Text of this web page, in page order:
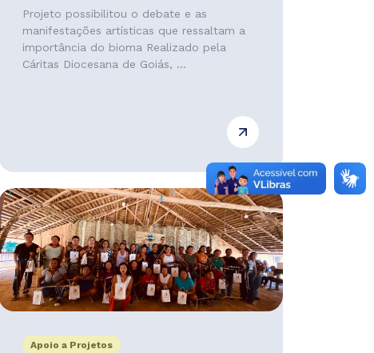
Projeto possibilitou o debate e as
manifestações artísticas que ressaltam a
importância do bioma Realizado pela
Cáritas Diocesana de Goiás, ...
Apoio a Projetos